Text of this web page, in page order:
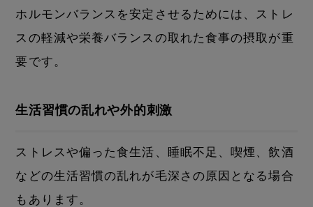
ホルモンバランスを安定させるためには、ストレ
スの軽減や栄養バランスの取れた食事の摂取が重
要です。
生活習慣の乱れや外的刺激
ストレスや偏った食生活、睡眠不足、喫煙、飲酒
などの生活習慣の乱れが毛深さの原因となる場合
もあります。